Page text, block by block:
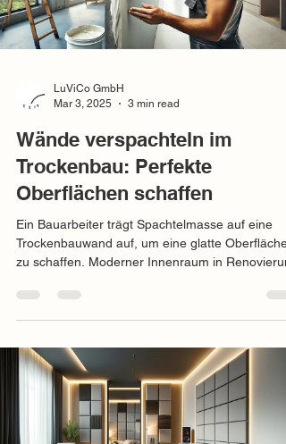
LuViCo GmbH
Mar 3, 2025
3 min read
Wände verspachteln im
Trockenbau: Perfekte
Oberflächen schaffen
Ein Bauarbeiter trägt Spachtelmasse auf eine
Trockenbauwand auf, um eine glatte Oberfläche
zu schaffen. Moderner Innenraum in